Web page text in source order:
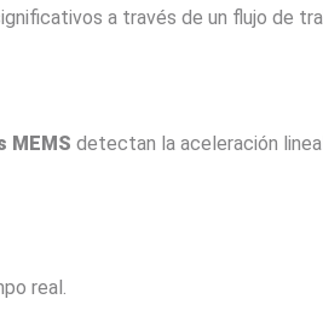
a través de un flujo de
MEMS detectan la aceleración
real.